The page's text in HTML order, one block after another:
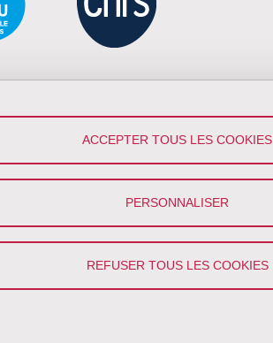
ACCEPTER TOUS LES COOKIES
REFUSER TOUS LES COOKIES
PERSONNALISER